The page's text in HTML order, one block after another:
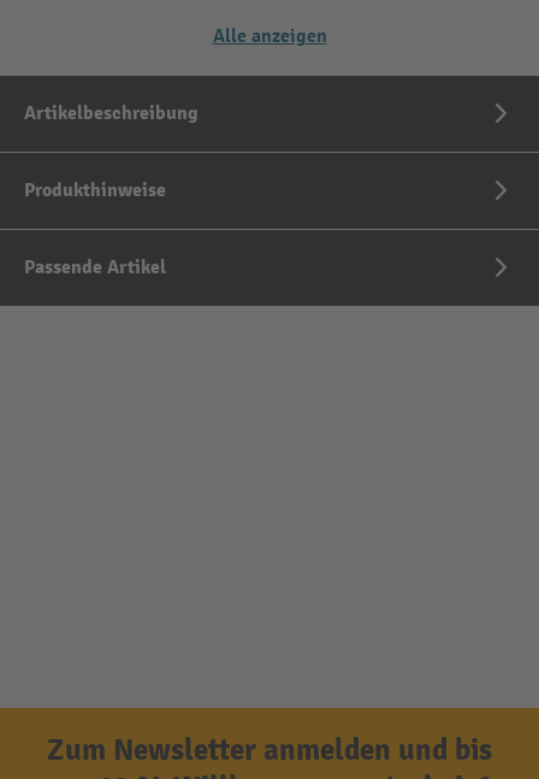
Alle anzeigen
Artikelbeschreibung
Produkthinweise
Passende Artikel
Zum Newsletter anmelden und bis